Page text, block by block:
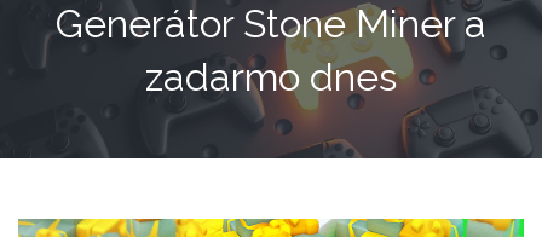
Generátor Stone Miner a
zadarmo dnes